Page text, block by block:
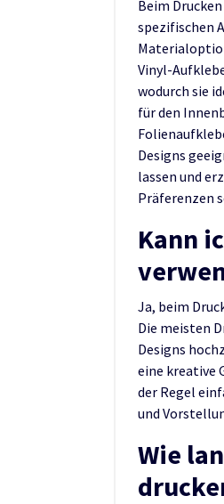
Beim
spezifischen
Vinyl-
wodurch sie
für den
Designs
lassen und
Präferenzen
Kann
Ja, beim
Die meisten
Designs
eine kreative
der Regel
und
Wie